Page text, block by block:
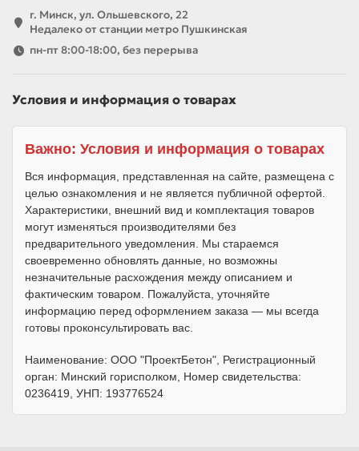
г. Минск, ул. Ольшевского, 22
Недалеко от станции метро Пушкинская
пн-пт 8:00-18:00, без перерыва
Условия и информация о товарах
Важно: Условия и информация о товарах
Вся информация, представленная на сайте, размещена с
целью ознакомления и не является публичной офертой.
Характеристики, внешний вид и комплектация товаров
могут изменяться производителями без
предварительного уведомления. Мы стараемся
своевременно обновлять данные, но возможны
незначительные расхождения между описанием и
фактическим товаром. Пожалуйста, уточняйте
информацию перед оформлением заказа — мы всегда
готовы проконсультировать вас.
Наименование: ООО "ПроектБетон", Регистрационный
орган: Минский горисполком, Номер свидетельства:
0236419, УНП: 193776524